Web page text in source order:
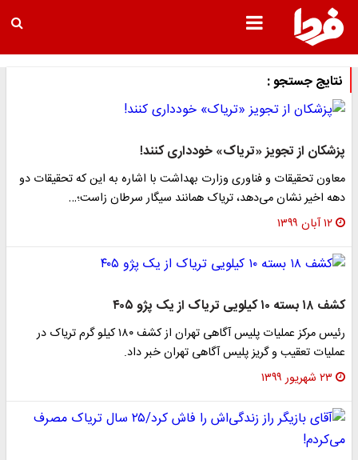
نتایج جستجو :
پزشکان از تجویز «تریاک» خودداری کنند!
معاون تحقیقات و فناوری وزارت بهداشت با اشاره به این که تحقیقات دو
دهه اخیر نشان می‌دهد، تریاک همانند سیگار سرطان زاست؛…
۱۲ آبان ۱۳۹۹
کشف ۱۸ بسته ۱۰ کیلویی تریاک از یک پژو ۴۰۵
رئیس مرکز عملیات پلیس آگاهی تهران از کشف ۱۸۰ کیلو گرم تریاک در
عملیات تعقیب و گریز پلیس آگاهی تهران خبر داد.
۲۳ شهریور ۱۳۹۹